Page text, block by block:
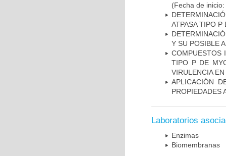
(Fecha de
ATPASA TIPO
Y SU POSIBLE
COMPUESTOS
TIPO P DE
VIRULENCIA
APLICACIÓN
PROPIEDADES
Laboratorios
Enzimas
Biomembranas